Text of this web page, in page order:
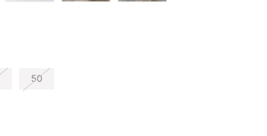
50